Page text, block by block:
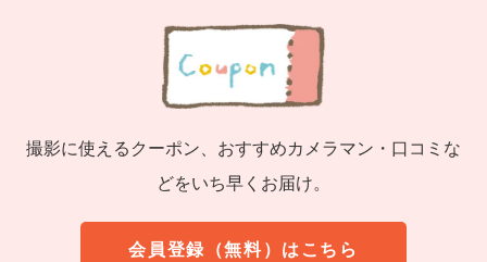
撮影に使えるクーポン、おすすめカメラマン・口コミな
どをいち早くお届け。
会員登録（無料）はこちら